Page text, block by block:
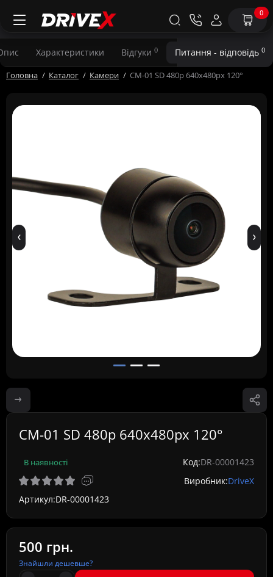
0
Головна Каталог Камери CM-01 SD 480p 640x480px 120°
Характеристики Відгуки 0 Питання - відповідь 0
CM-01 SD 480p 640x480px 120°
В наявності Код:DR-00001423
Виробник:DriveX
Артикул:DR-00001423
500 грн.
Знайшли дешевше?